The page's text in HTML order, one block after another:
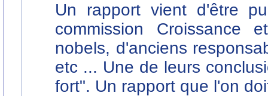
Un rapport vient d'être
commission Croissance
nobels, d'anciens
etc ... Une de leurs
fort". Un rapport que l'on